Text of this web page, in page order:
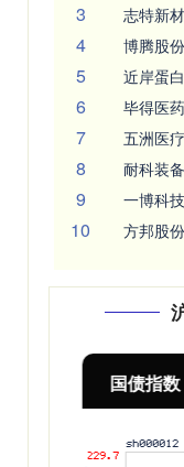
3 志特新材
4 博腾股份
5 近岸蛋白
6 毕得医药
7 五洲医疗
8 耐科装备
9 一博科技
10 方邦股份
国债指数